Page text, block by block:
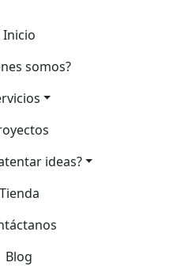
Inicio
somos?
ideas?
Tienda
Blog